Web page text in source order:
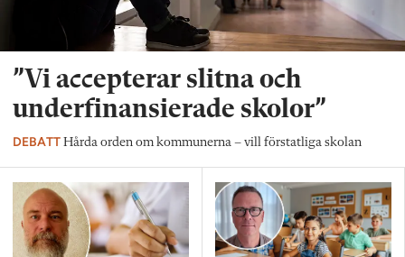
”Vi accepterar slitna och
underfinansierade skolor”
DEBATT Hårda orden om kommunerna – vill förstatliga skolan